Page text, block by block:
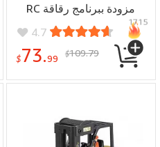
RC مزودة ببرنامج رقاقة
جيروسكوبية معدنية وثقل
موازن CT04 وهيكل شاحنة
رياضية صغيرة ومصابيح LED
4.7
$73.99 $109.79
1715